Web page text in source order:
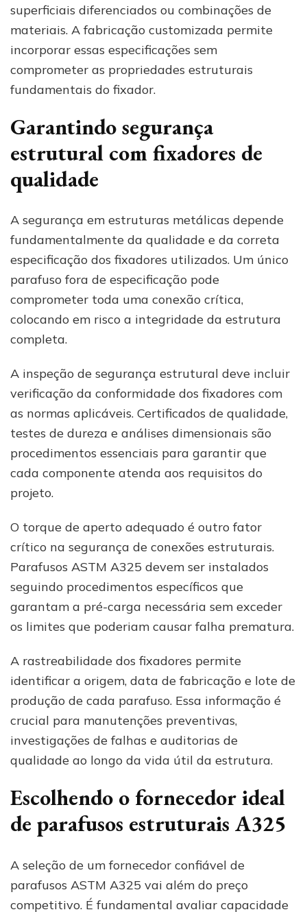
superficiais diferenciados ou combinações de
materiais. A fabricação customizada permite
incorporar essas especificações sem
comprometer as propriedades estruturais
fundamentais do fixador.
Garantindo segurança
estrutural com fixadores de
qualidade
A segurança em estruturas metálicas depende
fundamentalmente da qualidade e da correta
especificação dos fixadores utilizados. Um único
parafuso fora de especificação pode
comprometer toda uma conexão crítica,
colocando em risco a integridade da estrutura
completa.
A inspeção de segurança estrutural deve incluir
verificação da conformidade dos fixadores com
as normas aplicáveis. Certificados de qualidade,
testes de dureza e análises dimensionais são
procedimentos essenciais para garantir que
cada componente atenda aos requisitos do
projeto.
O torque de aperto adequado é outro fator
crítico na segurança de conexões estruturais.
Parafusos ASTM A325 devem ser instalados
seguindo procedimentos específicos que
garantam a pré-carga necessária sem exceder
os limites que poderiam causar falha prematura.
A rastreabilidade dos fixadores permite
identificar a origem, data de fabricação e lote de
produção de cada parafuso. Essa informação é
crucial para manutenções preventivas,
investigações de falhas e auditorias de
qualidade ao longo da vida útil da estrutura.
Escolhendo o fornecedor ideal
de parafusos estruturais A325
A seleção de um fornecedor confiável de
parafusos ASTM A325 vai além do preço
competitivo. É fundamental avaliar capacidade